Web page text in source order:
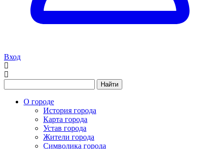
Вход
Найти
О городе
История города
Карта города
Устав города
Жители города
Символика города